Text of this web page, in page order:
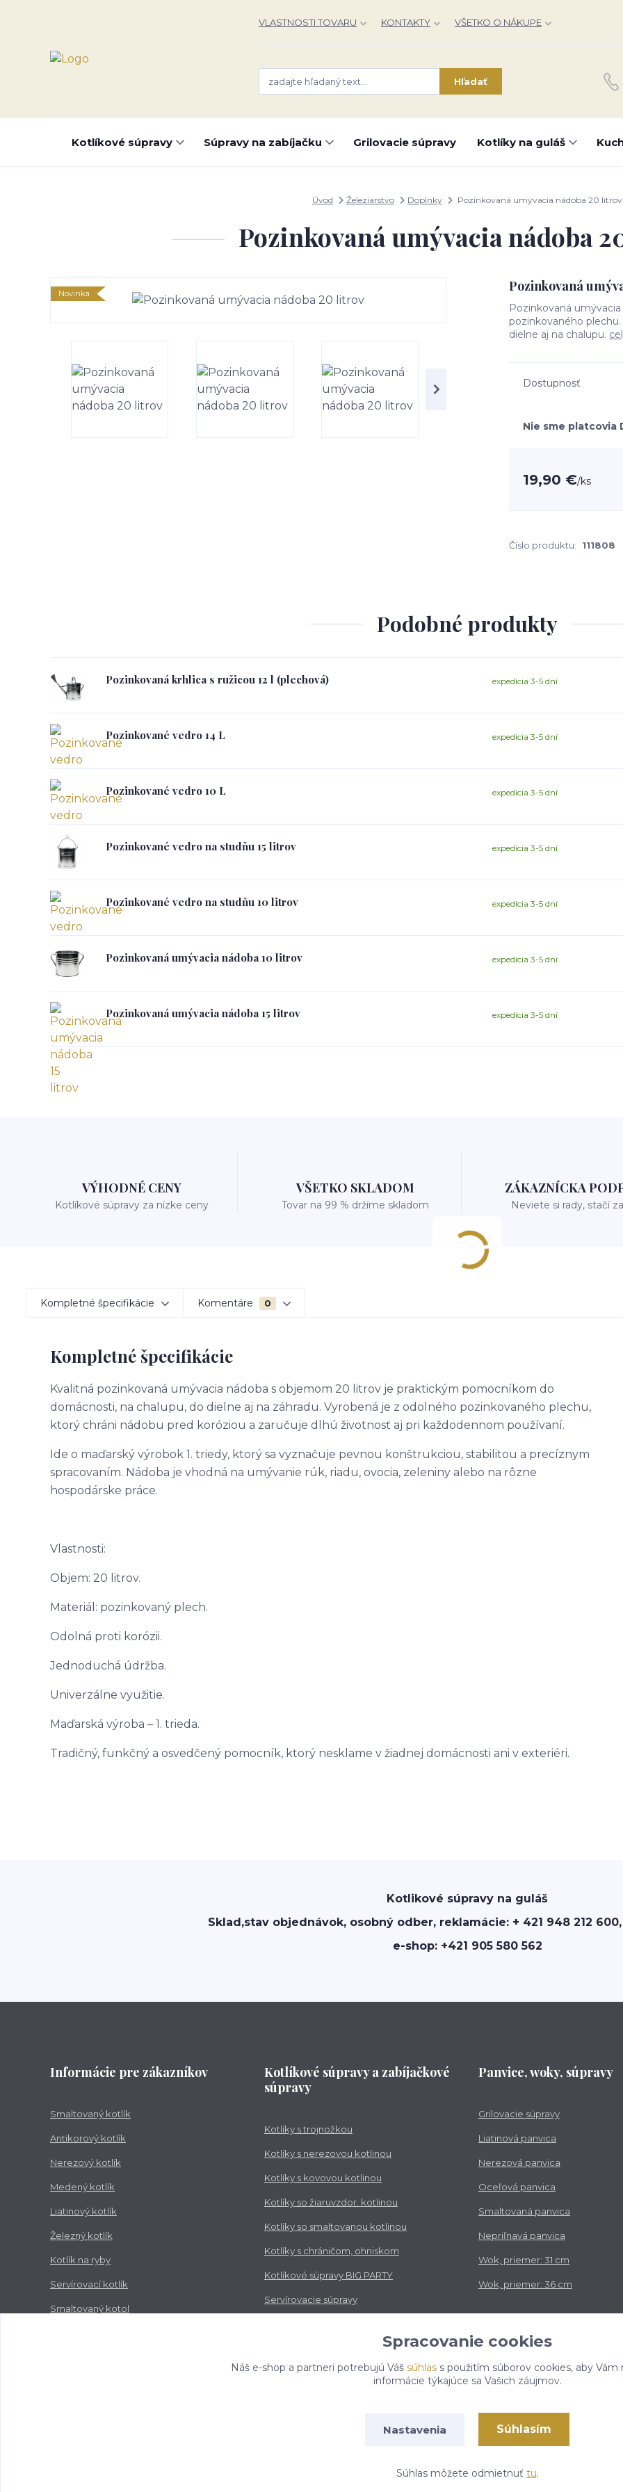
VLASTNOSTI TOVARU KONTAKTY VŠETKO O NÁKUPE
Hľadať
Kotlíkové súpravy Súpravy na zabíjačku Grilovacie súpravy Kotlíky na guláš
Úvod Železiarstvo Doplnky Pozinkovaná umývacia nádoba 20 litrov
Pozinkovaná umývacia nádoba
Novinka Pozinkovaná
Pozinkovaná
pozinkovaného
dielne aj na chalupu.
Dostupnosť
Nie sme platcovia
19,90 €/ks
Číslo produktu: 111808
Podobné produkty
Pozinkovaná krhlica s ružicou 12 l (plechová) expedícia 3-5 dní
Pozinkované vedro 14 L expedícia 3-5 dní
Pozinkované vedro 10 L expedícia 3-5 dní
Pozinkované vedro na studňu 15 litrov expedícia 3-5 dní
Pozinkované vedro na studňu 10 litrov expedícia 3-5 dní
Pozinkovaná umývacia nádoba 10 litrov expedícia 3-5 dní
Pozinkovaná umývacia nádoba 15 litrov expedícia 3-5 dní
VÝHODNÉ CENY
Kotlíkové súpravy za nízke ceny
VŠETKO SKLADOM
Tovar na 99 % držíme skladom
ZÁKAZNÍCKA
Neviete si rady, stačí
Kompletné špecifikácie Komentáre 0
Kompletné špecifikácie
Kvalitná pozinkovaná umývacia nádoba s objemom 20 litrov je praktickým pomocníkom do
domácnosti, na chalupu, do dielne aj na záhradu. Vyrobená je z odolného pozinkovaného plechu,
ktorý chráni nádobu pred koróziou a zaručuje dlhú životnosť aj pri každodennom používaní.
Ide o maďarský výrobok 1. triedy, ktorý sa vyznačuje pevnou konštrukciou, stabilitou a precíznym
spracovaním. Nádoba je vhodná na umývanie rúk, riadu, ovocia, zeleniny alebo na rôzne
hospodárske práce.
Vlastnosti:
Objem: 20 litrov.
Materiál: pozinkovaný plech.
Odolná proti korózii.
Jednoduchá údržba.
Univerzálne využitie.
Maďarská výroba – 1. trieda.
Tradičný, funkčný a osvedčený pomocník, ktorý nesklame v žiadnej domácnosti ani v exteriéri.
Kotlikové súpravy na guláš
Sklad,stav objednávok, osobný odber, reklamácie: + 421 948 212 600,
e-shop: +421 905 580 562
Informácie pre zákazníkov
Smaltovaný kotlík
Antikorový kotlík
Nerezový kotlík
Medený kotlík
Liatinový kotlík
Železný kotlík
Kotlík na ryby
Servírovací kotlík
Smaltovaný kotol
Kotlíkové súpravy a zabíjačkové
súpravy
Kotlíky s trojnožkou
Kotlíky s nerezovou kotlinou
Kotlíky s kovovou kotlinou
Kotlíky so žiaruvzdor. kotlinou
Kotlíky so smaltovanou kotlinou
Kotlíky s chráničom, ohniskom
Kotlíkové súpravy BIG PARTY
Servírovacie súpravy
Panvice, woky, súpravy
Grilovacie súpravy
Liatinová panvica
Nerezová panvica
Oceľová panvica
Smaltovaná panvica
Nepriľnavá panvica
Wok, priemer: 31 cm
Wok, priemer: 36 cm
Spracovanie cookies
Náš e-shop a partneri potrebujú Váš súhlass použitím súborov cookies, aby Vám
informácie týkajúce sa Vašich záujmov.
Nastavenia Súhlasím
Súhlas môžete odmietnuť tu.